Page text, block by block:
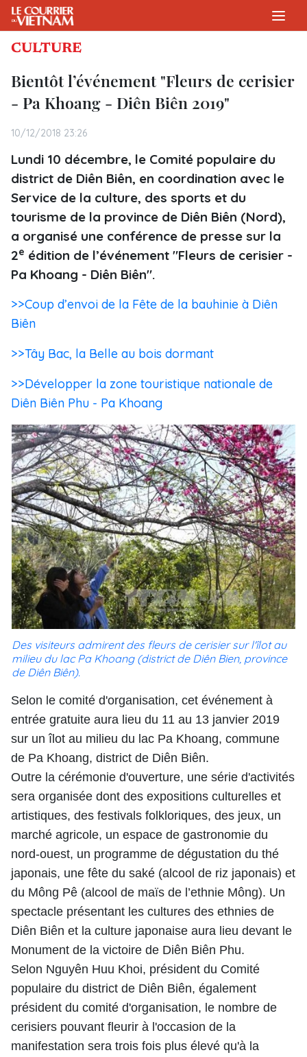
CULTURE
Bientôt l’événement "Fleurs de cerisier
- Pa Khoang - Diên Biên 2019"
10/12/2018 23:26
Lundi 10 décembre, le Comité populaire du
district de Diên Biên, en coordination avec le
Service de la culture, des sports et du
tourisme de la province de Diên Biên (Nord),
a organisé une conférence de presse sur la
2e édition de l’événement "Fleurs de cerisier -
Pa Khoang - Diên Biên".
>>Coup d’envoi de la Fête de la bauhinie à Diên
Biên
>>Tây Bac, la Belle au bois dormant
>>Développer la zone touristique nationale de
Diên Biên Phu - Pa Khoang
Des visiteurs admirent des fleurs de cerisier sur l'îlot au
milieu du lac Pa Khoang (district de Diên Bien, province
de Diên Biên).
Selon le comité d'organisation, cet événement à
entrée gratuite aura lieu du 11 au 13 janvier 2019
sur un îlot au milieu du lac Pa Khoang, commune
de Pa Khoang, district de Diên Biên.
Outre la cérémonie d'ouverture, une série d'activités
sera organisée dont des expositions culturelles et
artistiques, des festivals folkloriques, des jeux, un
marché agricole, un espace de gastronomie du
nord-ouest, un programme de dégustation du thé
japonais, une fête du saké (alcool de riz japonais) et
du Mông Pê (alcool de maïs de l’ethnie Mông). Un
spectacle présentant les cultures des ethnies de
Diên Biên et la culture japonaise aura lieu devant le
Monument de la victoire de Diên Biên Phu.
Selon Nguyên Huu Khoi, président du Comité
populaire du district de Diên Biên, également
président du comité d'organisation, le nombre de
cerisiers pouvant fleurir à l'occasion de la
manifestation sera trois fois plus élevé qu'à la